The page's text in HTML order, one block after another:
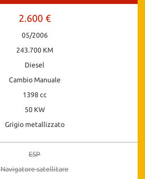
2.600 €
05/2006
243.700 KM
Diesel
Cambio Manuale
1398 cc
50 KW
Grigio metallizzato
ESP
Navigatore satellitare